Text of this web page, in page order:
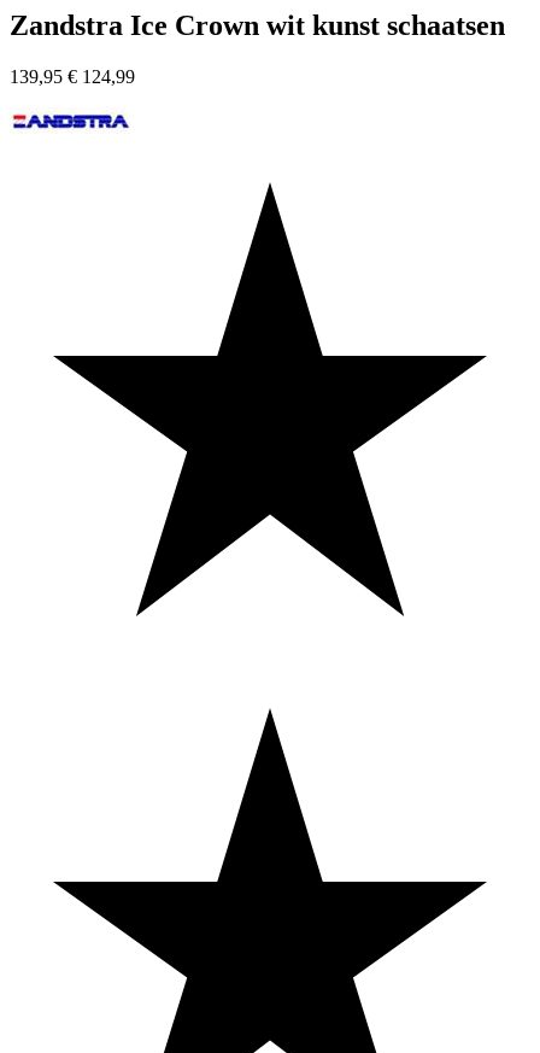
Zandstra Ice Crown wit kunst schaatsen
139,95 € 124,99